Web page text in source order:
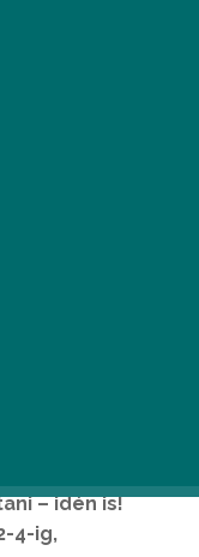
– idén is!
4-ig,